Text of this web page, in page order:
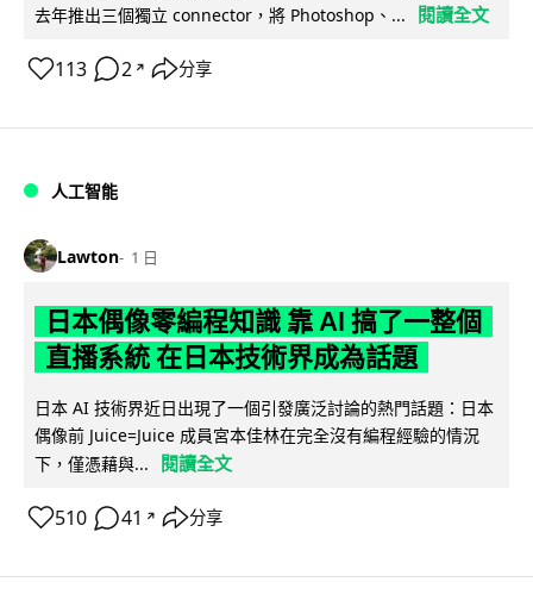
去年推出三個獨立 connector，將 Photoshop、...
閱讀全文
113 2 ↗ 分享
人工智能
Lawton 1 日
日本偶像零編程知識 靠 AI 搞了一整個
直播系統 在日本技術界成為話題
日本 AI 技術界近日出現了一個引發廣泛討論的熱門話題：日本
偶像前 Juice=Juice 成員宮本佳林在完全沒有編程經驗的情況
下，僅憑藉與...
閱讀全文
510 41 ↗ 分享